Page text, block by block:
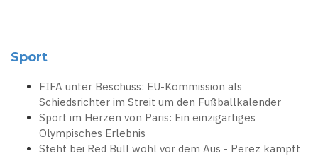
Sport
FIFA unter Beschuss: EU-Kommission als
Schiedsrichter im Streit um den Fußballkalender
Sport im Herzen von Paris: Ein einzigartiges
Olympisches Erlebnis
Steht bei Red Bull wohl vor dem Aus - Perez kämpft